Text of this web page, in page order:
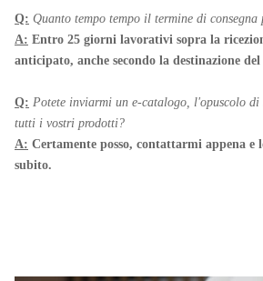
Q: Quanto tempo tempo il termine di consegna
A: Entro 25 giorni lavorativi sopra la
anticipato, anche secondo la destinazione del
Q: Potete inviarmi un e-catalogo, l'opuscolo
tutti i vostri prodotti?
A: Certamente posso, contattarmi appena
subito.